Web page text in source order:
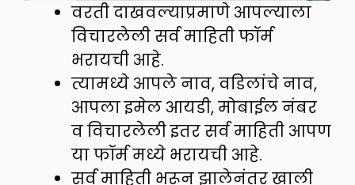
वरती दाखवल्याप्रमाणे आपल्याला
विचारलेली सर्व माहिती फॉर्म
भरायची आहे.
त्यामध्ये आपले नाव, वडिलांचे नाव,
आपला इमेल आयडी, मोबाईल नंबर
व विचारलेली इतर सर्व माहिती आपण
या फॉर्म मध्ये भरायची आहे.
सर्व माहिती भरून झालेनंतर खाली